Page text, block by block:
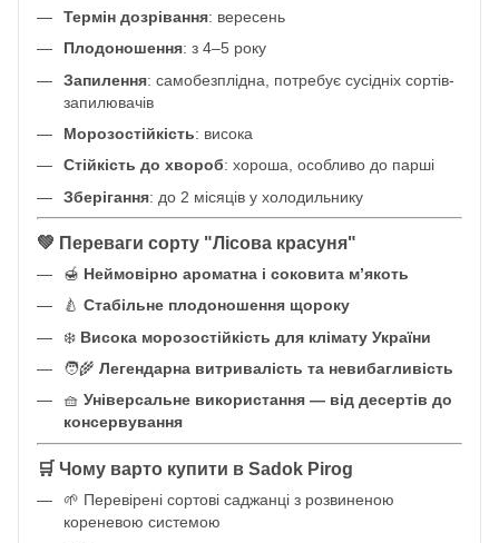
Термін дозрівання: вересень
Плодоношення: з 4–5 року
Запилення: самобезплідна, потребує сусідніх сортів-
запилювачів
Морозостійкість: висока
Стійкість до хвороб: хороша, особливо до парші
Зберігання: до 2 місяців у холодильнику
💚 Переваги сорту "Лісова красуня"
🍯 Неймовірно ароматна і соковита м’якоть
🍐 Стабільне плодоношення щороку
❄️ Висока морозостійкість для клімату України
🧑‍🌾 Легендарна витривалість та невибагливість
🧺 Універсальне використання — від десертів до
консервування
🛒 Чому варто купити в Sadok Pirog
🌱 Перевірені сортові саджанці з розвиненою
кореневою системою